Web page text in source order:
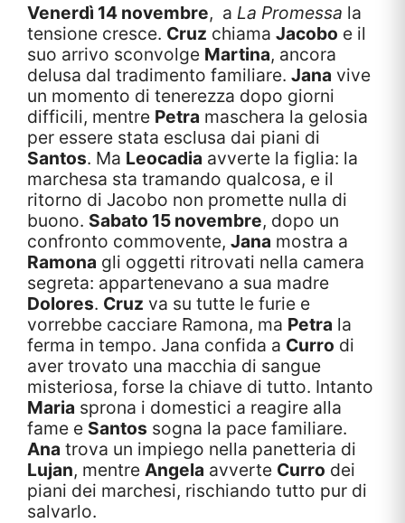
Venerdì 14 novembre, a La Promessa la
tensione cresce. Cruz chiama Jacobo e il
suo arrivo sconvolge Martina, ancora
delusa dal tradimento familiare. Jana vive
un momento di tenerezza dopo giorni
difficili, mentre Petra maschera la gelosia
per essere stata esclusa dai piani di
Santos. Ma Leocadia avverte la figlia: la
marchesa sta tramando qualcosa, e il
ritorno di Jacobo non promette nulla di
buono. Sabato 15 novembre, dopo un
confronto commovente, Jana mostra a
Ramona gli oggetti ritrovati nella camera
segreta: appartenevano a sua madre
Dolores. Cruz va su tutte le furie e
vorrebbe cacciare Ramona, ma Petra la
ferma in tempo. Jana confida a Curro di
aver trovato una macchia di sangue
misteriosa, forse la chiave di tutto. Intanto
Maria sprona i domestici a reagire alla
fame e Santos sogna la pace familiare.
Ana trova un impiego nella panetteria di
Lujan, mentre Angela avverte Curro dei
piani dei marchesi, rischiando tutto pur di
salvarlo.